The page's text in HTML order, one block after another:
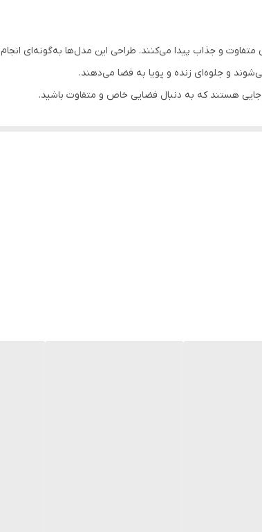
و جذاب پیدا می‌کنند. طراحی این مدل‌ها به‌گونه‌ای
جایی‌ هستند که به دنبال فضایی خاص و متفاوت باشید.